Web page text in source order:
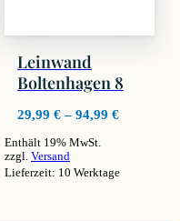
Leinwand
Boltenhagen 8
29,99 € – 94,99 €
Enthält 19% MwSt.
zzgl. Versand
Lieferzeit: 10 Werktage